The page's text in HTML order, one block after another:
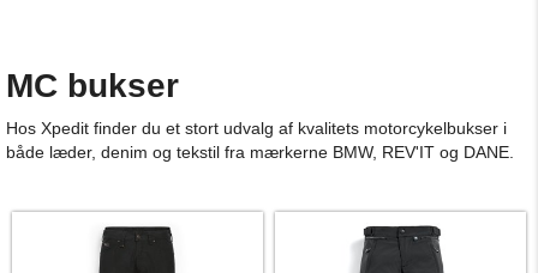
MC bukser
Hos Xpedit finder du et stort udvalg af kvalitets motorcykelbukser i
både læder, denim og tekstil fra mærkerne BMW, REV'IT og DANE.